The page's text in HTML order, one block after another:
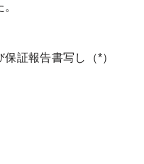
証報告書写し（*）